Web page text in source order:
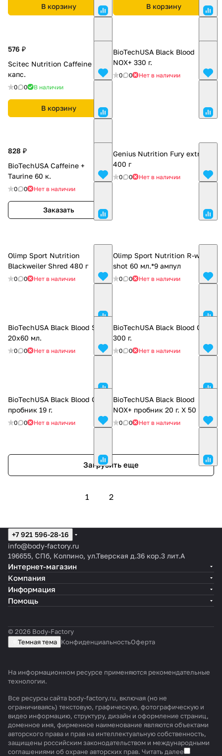
В корзину В корзину
576 ₽
Scitec Nutrition Caffeine 100
капс.
0 0 В наличии
В корзину
BioTechUSA Black Blood
NOX+ 330 г.
0 0 Нет в наличии
828 ₽
BioTechUSA Caffeine +
Taurine 60 к.
0 0 Нет в наличии
Заказать
Genius Nutrition Fury extreme
400 г
0 0 Нет в наличии
Olimp Sport Nutrition
Blackweiler Shred 480 г
0 0 Нет в наличии
Olimp Sport Nutrition R-weiler
shot 60 мл.*9 ампул
0 0 Нет в наличии
BioTechUSA Black Blood Shot
20х60 мл.
0 0 Нет в наличии
BioTechUSA Black Blood CAF+
300 г.
0 0 Нет в наличии
BioTechUSA Black Blood CAF+
пробник 19 г.
0 0 Нет в наличии
BioTechUSA Black Blood
NOX+ пробник 20 г. Х 50 шт.
0 0 Нет в наличии
Загрузить еще
1 2
+7 921 596-28-16
info@body-factory.ru
196655, СПб, Колпино, ул.Тверская д.36 кор.3 лит.А
Интернет-магазин
Компания
Информация
Помощь
© 2026 Body-Factory
Темная тема КонфиденциальностьОферта
На информационном ресурсе применяются рекомендательные
технологии.
Все ресурсы сайта body-factory.ru, включая (но не
ограничиваясь) текстовую, графическую, фотографическую и
видео информацию, структуру, дизайн и оформление страниц,
доменное имя, фирменное наименование являются объектами
авторского права и прав на интеллектуальную собственность,
защищены российским законодательством и международными
соглашениями об охране авторских прав. Читать далее